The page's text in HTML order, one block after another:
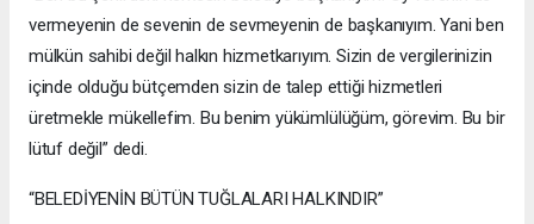
vermeyenin de sevenin de sevmeyenin de başkanıyım. Yani ben
mülkün sahibi değil halkın hizmetkarıyım. Sizin de vergilerinizin
içinde olduğu bütçemden sizin de talep ettiği hizmetleri
üretmekle mükellefim. Bu benim yükümlülüğüm, görevim. Bu bir
lütuf değil” dedi.
“BELEDİYENİN BÜTÜN TUĞLALARI HALKINDIR”